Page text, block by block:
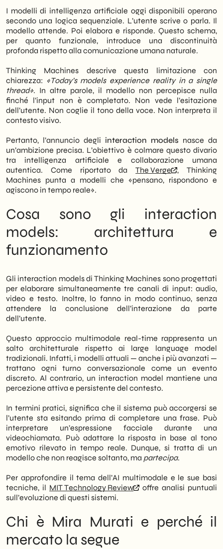
Cosa fare ora: orientarsi senza rincorrere
Prospettive: dove porta questa traiettoria
percepiscono audio, video e testo in modo
continuo e simultaneo. Pertanto, superano il
limite dei modelli attuali, che attendono
passivamente l’input dell’utente.
Invece di operare su un singolo thread
sequenziale, gli interaction models
elaborano la realtà in tempo reale. Inoltre,
sono progettati per rispondere e agire
mentre l’interazione è ancora in corso.
Questo li avvicina al modo in cui gli esseri
umani collaborano naturalmente tra loro. Di
interlocutore tende a sfumarsi in modo
significativo.
Per le PMI italiane, questa evoluzione non è
un dettaglio tecnico marginale. Al contrario,
rappresenta un cambiamento strutturale
nel modo in cui l’AI potrà essere integrata
nei processi aziendali. Noi di
SHM Studio
monitoriamo questi sviluppi per tradurli in
strategie operative concrete. In particolare,
le implicazioni riguardano i servizi di
intelligenza artificiale applicata
service e la gestione dei contenuti digitali.
come posizionarsi rispetto a questa
tecnologia emergente.
I modelli di intelligenza artificiale oggi disponibili operano
secondo una logica sequenziale. L’utente scrive o parla. Il
modello attende. Poi elabora e risponde. Questo schema,
per quanto funzionale, introduce una discontinuità
profonda rispetto alla comunicazione umana naturale.
Thinking Machines descrive questa limitazione con
chiarezza: «Today’s models experience reality in a single
thread». In altre parole, il modello non percepisce nulla
finché l’input non è completato. Non vede l’esitazione
dell’utente. Non coglie il tono della voce. Non interpreta il
contesto visivo.
Pertanto, l’annuncio degli interaction models nasce da
un’ambizione precisa. L’obiettivo è colmare questo divario
tra intelligenza artificiale e collaborazione umana
autentica. Come riportato daThe Verge
, Thinking
Machines punta a modelli che «pensano, rispondono e
agiscono in tempo reale».
Cosa sono gli interaction
models: architettura e
funzionamento
Gli interaction models di Thinking Machines sono progettati
per elaborare simultaneamente tre canali di input: audio,
video e testo. Inoltre, lo fanno in modo continuo, senza
attendere la conclusione dell’interazione da parte
dell’utente.
Questo approccio multimodale real-time rappresenta un
salto architetturale rispetto ai large language model
tradizionali. Infatti, i modelli attuali — anche i più avanzati —
trattano ogni turno conversazionale come un evento
discreto. Al contrario, un interaction model mantiene una
percezione attiva e persistente del contesto.
In termini pratici, significa che il sistema può accorgersi se
l’utente sta esitando prima di completare una frase. Può
interpretare un’espressione facciale durante una
videochiamata. Può adattare la risposta in base al tono
emotivo rilevato in tempo reale. Dunque, si tratta di un
modello che non reagisce soltanto, ma partecipa.
Per approfondire il tema dell’AI multimodale e le sue basi
tecniche, il MIT Technology Review
offre analisi puntuali
sull’evoluzione di questi sistemi.
Chi è Mira Murati e perché il
mercato la segue